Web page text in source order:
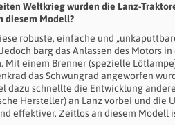
Weltkrieg wurden die Lanz-
diesem Modell?
robuste, einfache und
barg das Anlassen des Motors
Mit einem Brenner (spezielle
das Schwungrad angeworfen
dazu schnellte die Entwicklung
Hersteller) an Lanz vorbei und die
effektiver. Zeitlos an diesem Modell